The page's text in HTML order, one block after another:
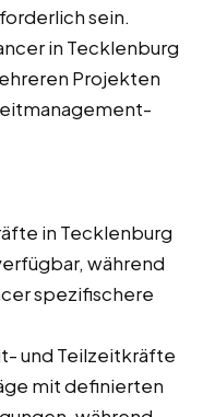
sein.
in Tecklenburg
Projekten
in Tecklenburg
während
spezifischere
und Teilzeitkräfte
mit definierten